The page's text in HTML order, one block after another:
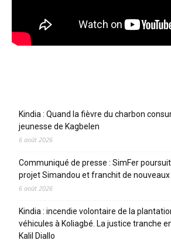
Kindia : Quand la fièvre du charbon
jeunesse de Kagbelen
6 août 2026
Communiqué de presse : SimFer
projet Simandou et franchit de
6 août 2026
Kindia : incendie volontaire de la
véhicules à Koliagbé. La justice tranche
Kalil Diallo